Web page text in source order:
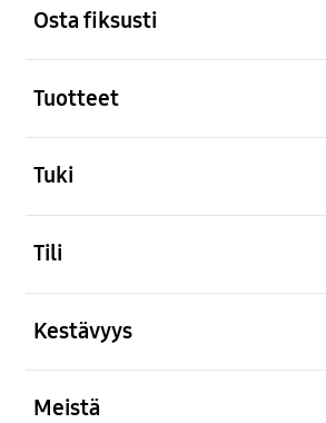
Osta fiksusti
Tuotteet
Tuki
Tili
Kestävyys
Meistä